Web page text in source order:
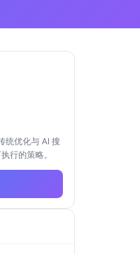
统优化与 AI 搜
行的策略。